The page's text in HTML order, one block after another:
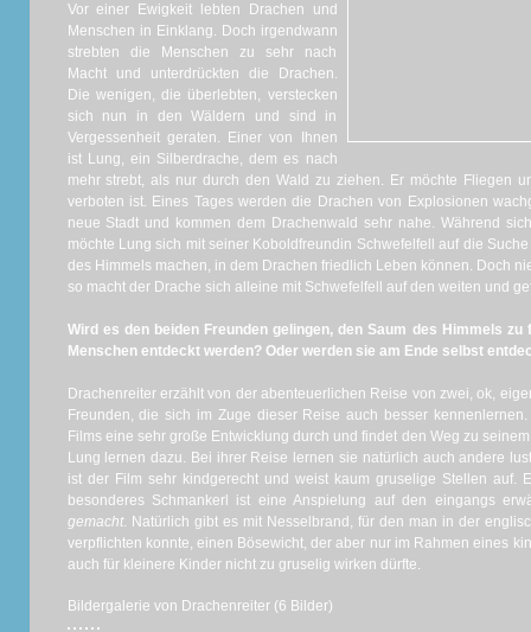
Vor einer Ewigkeit lebten Drachen und
Menschen in Einklang. Doch irgendwann
strebten die Menschen zu sehr nach
Macht und unterdrückten die Drachen.
Die wenigen, die überlebten, verstecken
sich nun in den Wäldern und sind in
Vergessenheit geraten. Einer von Ihnen
ist Lung, ein Silberdrache, dem es nach
mehr strebt, als nur durch den Wald zu ziehen. Er möchte Fliegen
verboten ist. Eines Tages werden die Drachen von Explosionen
neue Stadt und kommen dem Drachenwald sehr nahe. Während
möchte Lung sich mit seiner Koboldfreundin Schwefelfell auf die
des Himmels machen, in dem Drachen friedlich Leben können. Doch
so macht der Drache sich alleine mit Schwefelfell auf den weiten und
Wird es den beiden Freunden gelingen, den Saum des Himmels
Menschen entdeckt werden? Oder werden sie am Ende selbst
Drachenreiter erzählt von der abenteuerlichen Reise von zwei, ok,
Freunden, die sich im Zuge dieser Reise auch besser
Films eine sehr große Entwicklung durch und findet den Weg zu
Lung lernen dazu. Bei ihrer Reise lernen sie natürlich auch andere
ist der Film sehr kindgerecht und weist kaum gruselige Stellen auf.
besonderes Schmankerl ist eine Anspielung auf den eingangs
gemacht. Natürlich gibt es mit Nesselbrand, für den man in der
verpflichten konnte, einen Bösewicht, der aber nur im Rahmen eines
auch für kleinere Kinder nicht zu gruselig wirken dürfte.
Bildergalerie von Drachenreiter (6 Bilder)